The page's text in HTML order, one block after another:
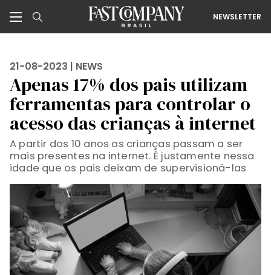
NEWSLETTER
21-08-2023 | NEWS
Apenas 17% dos pais utilizam
ferramentas para controlar o
acesso das crianças à internet
A partir dos 10 anos as crianças passam a ser
mais presentes na internet. É justamente nessa
idade que os pais deixam de supervisioná-las